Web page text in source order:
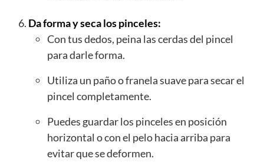
Da forma y seca los pinceles:
Con tus dedos, peina las cerdas del pincel
para darle forma.
Utiliza un paño o franela suave para secar el
pincel completamente.
Puedes guardar los pinceles en posición
horizontal o con el pelo hacia arriba para
evitar que se deformen.